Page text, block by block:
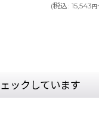
(税込: 15,543円
ックしています